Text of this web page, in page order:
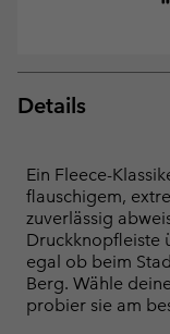
Details
Ein Fleece-
flauschigem,
zuverlässig
Druckknopfleiste
egal ob beim
Berg. Wähle
probier sie am